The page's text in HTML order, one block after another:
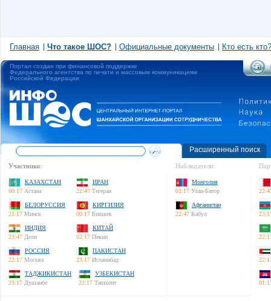
Главная Что такое ШОС? Официальные документы Кто есть кто?
Портал создан при финансовой поддержке
Федерального агентства по печати и массовым коммуникациям
Российской Федерации
Расширенный поиск
Участники:
КАЗАХСТАН
00:17 Астана
ИРАН
22:47 Тегеран
БЕЛОРУССИЯ
21:17 Минск
КИРГИЗИЯ
00:17 Бишкек
ИНДИЯ
23:47 Дели
КИТАЙ
02:17 Пекин
РОССИЯ
22:17 Москва
ПАКИСТАН
23:17 Исламабад
ТАДЖИКИСТАН
23:17 Душанбе
УЗБЕКИСТАН
23:17 Ташкент
Наблюдатели:
Монголия
02:17 Улан-Батор
Афганистан
22:47 Кабул